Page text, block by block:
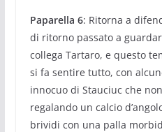
Paparella 6: Ritorna a
di ritorno passato a
collega Tartaro, e questo
si fa sentire tutto, con
innocuo di Stauciuc che
regalando un calcio
brividi con una palla